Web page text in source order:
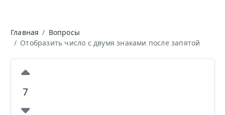
Главная
Вопросы
Отобразить число с двумя знаками после запятой
7